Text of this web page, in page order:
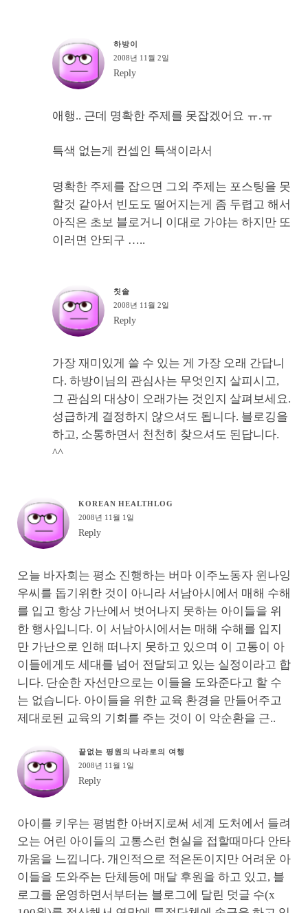
하방이
2008년 11월 2일
Reply
애행.. 근데 명확한 주제를 못잡겠어요 ㅠ.ㅠ
특색 없는게 컨셉인 특색이라서
명확한 주제를 잡으면 그외 주제는 포스팅을 못
할것 같아서 빈도도 떨어지는게 좀 두렵고 해서
아직은 초보 블로거니 이대로 가야는 하지만 또
이러면 안되구 …..
칫솔
2008년 11월 2일
Reply
가장 재미있게 쓸 수 있는 게 가장 오래 간답니
다. 하방이님의 관심사는 무엇인지 살피시고,
그 관심의 대상이 오래가는 것인지 살펴보세요.
성급하게 결정하지 않으셔도 됩니다. 블로깅을
하고, 소통하면서 천천히 찾으셔도 된답니다.
^^
KOREAN HEALTHLOG
2008년 11월 1일
Reply
오늘 바자회는 평소 진행하는 버마 이주노동자 윈나잉
우씨를 돕기위한 것이 아니라 서남아시에서 매해 수해
를 입고 항상 가난에서 벗어나지 못하는 아이들을 위
한 행사입니다. 이 서남아시에서는 매해 수해를 입지
만 가난으로 인해 떠나지 못하고 있으며 이 고통이 아
이들에게도 세대를 넘어 전달되고 있는 실정이라고 합
니다. 단순한 자선만으로는 이들을 도와준다고 할 수
는 없습니다. 아이들을 위한 교육 환경을 만들어주고
제대로된 교육의 기회를 주는 것이 이 악순환을 근..
끝없는 평원의 나라로의 여행
2008년 11월 1일
Reply
아이를 키우는 평범한 아버지로써 세계 도처에서 들려
오는 어린 아이들의 고통스런 현실을 접할때마다 안타
까움을 느낍니다. 개인적으로 적은돈이지만 어려운 아
이들을 도와주는 단체등에 매달 후원을 하고 있고, 블
로그를 운영하면서부터는 블로그에 달린 덧글 수(x